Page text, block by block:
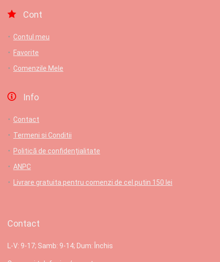
Cont
Contul meu
Favorite
Comenzile Mele
Info
Contact
Termeni si Conditii
Politică de confidențialitate
ANPC
Livrare gratuita pentru comenzi de cel putin 150 lei
Contact
L-V: 9-17; Samb: 9-14; Dum: Închis